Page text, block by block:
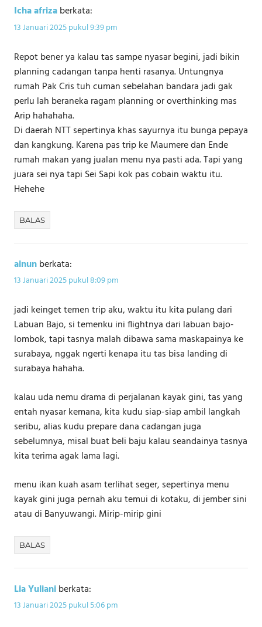
Icha afrizaberkata:
13 Januari 2025 pukul 9:39 pm
Repot bener ya kalau tas sampe nyasar begini, jadi bikin
planning cadangan tanpa henti rasanya. Untungnya
rumah Pak Cris tuh cuman sebelahan bandara jadi gak
perlu lah beraneka ragam planning or overthinking mas
Arip hahahaha.
Di daerah NTT sepertinya khas sayurnya itu bunga pepaya
dan kangkung. Karena pas trip ke Maumere dan Ende
rumah makan yang jualan menu nya pasti ada. Tapi yang
juara sei nya tapi Sei Sapi kok pas cobain waktu itu.
Hehehe
BALAS
ainunberkata:
13 Januari 2025 pukul 8:09 pm
jadi keinget temen trip aku, waktu itu kita pulang dari
Labuan Bajo, si temenku ini flightnya dari labuan bajo-
lombok, tapi tasnya malah dibawa sama maskapainya ke
surabaya, nggak ngerti kenapa itu tas bisa landing di
surabaya hahaha.
kalau uda nemu drama di perjalanan kayak gini, tas yang
entah nyasar kemana, kita kudu siap-siap ambil langkah
seribu, alias kudu prepare dana cadangan juga
sebelumnya, misal buat beli baju kalau seandainya tasnya
kita terima agak lama lagi.
menu ikan kuah asam terlihat seger, sepertinya menu
kayak gini juga pernah aku temui di kotaku, di jember sini
atau di Banyuwangi. Mirip-mirip gini
BALAS
Lia Yulianiberkata:
13 Januari 2025 pukul 5:06 pm